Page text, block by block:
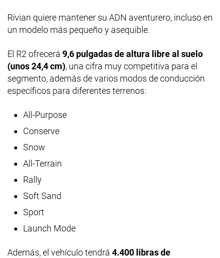
Rivian quiere mantener su ADN aventurero, incluso en
un modelo más pequeño y asequible.
El R2 ofrecerá 9,6 pulgadas de altura libre al suelo
(unos 24,4 cm), una cifra muy competitiva para el
segmento, además de varios modos de conducción
específicos para diferentes terrenos:
All-Purpose
Conserve
Snow
All-Terrain
Rally
Soft Sand
Sport
Launch Mode
Además, el vehículo tendrá 4.400 libras de